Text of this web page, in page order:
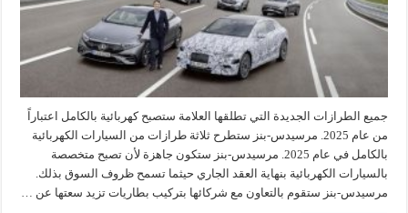
جميع الطرازات الجديدة التي تطلقها العلامة ستصبح كهربائية بالكامل اعتباراً
من عام 2025. مرسيدس-بنز ستطرح ثلاثة طرازات من السيارات الكهربائية
بالكامل في عام 2025. مرسيدس-بنز ستكون جاهزة لأن تصبح متخصصة
بالسيارات الكهربائية بنهاية العقد الجاري حيثما تسمح ظروف السوق بذلك.
مرسيدس-بنز ستقوم بالتعاون مع شركائها بتركيب بطاريات تزيد سعتها عن …